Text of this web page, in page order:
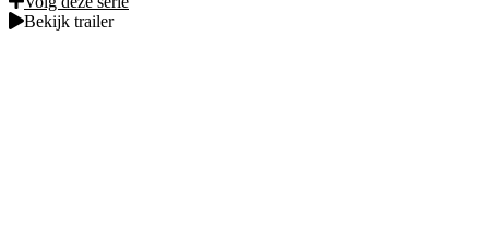
Bekijk trailer